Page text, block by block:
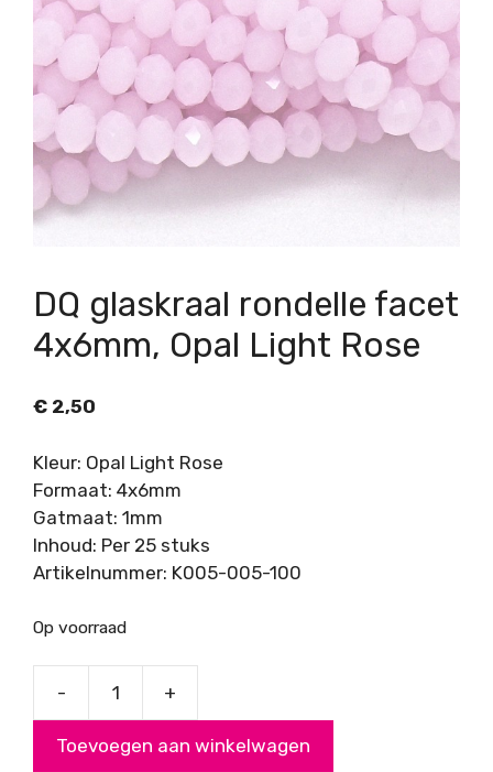
DQ glaskraal rondelle facet
4x6mm, Opal Light Rose
€ 2,50
Kleur: Opal Light Rose
Formaat: 4x6mm
Gatmaat: 1mm
Inhoud: Per 25 stuks
Artikelnummer: K005-005-100
Op voorraad
-
rondelle
+
Toevoegen aan winkelwagen